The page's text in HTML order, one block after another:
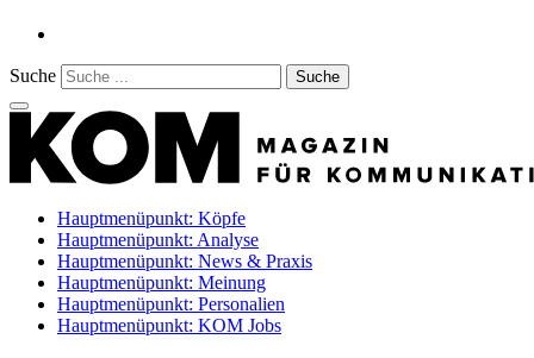
Suche
Hauptmenüpunkt: Köpfe
Hauptmenüpunkt: Analyse
Hauptmenüpunkt: News & Praxis
Hauptmenüpunkt: Meinung
Hauptmenüpunkt: Personalien
Hauptmenüpunkt: KOM Jobs